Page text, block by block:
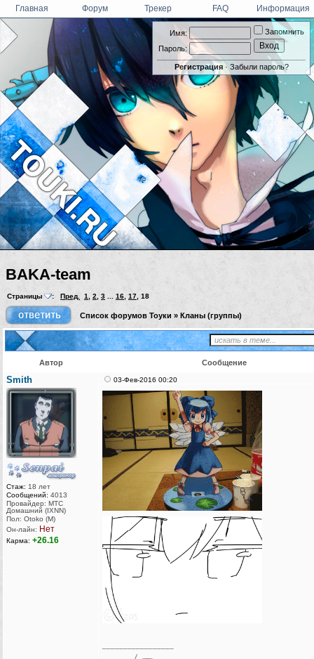
Имя:
Пароль:
Запомнить
Регистрация· Забыли пароль?
Главная Форум Трекер FAQ Информация
BAKA-team
Страницы : Пред. 1, 2, 3 ... 16, 17, 18
Список форумов Тоуки » Кланы (группы)
Автор Сообщение
Smith
Стаж: 18 лет
Сообщений: 4013
Провайдер: МТС
Домашний (IXNN)
Пол: Otoko (M)
Он-лайн: Нет
Карма: +26.16
03-Фев-2016 00:20